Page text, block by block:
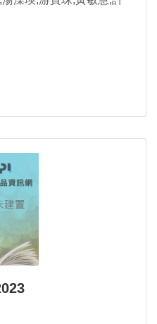
佳郁,賴雯玲,張郁婷